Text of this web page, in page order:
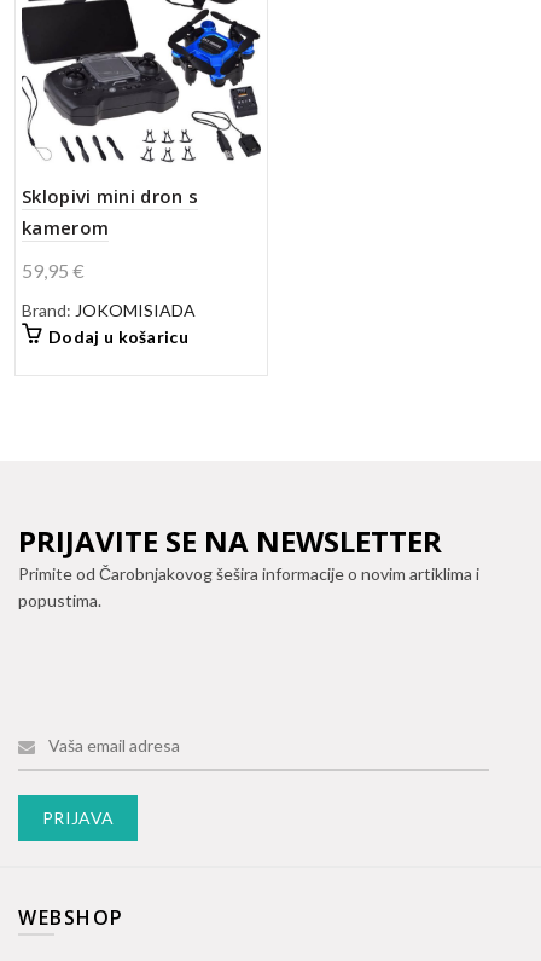
Sklopivi mini dron s
kamerom
59,95€
Brand: JOKOMISIADA
Dodaj u košaricu
PRIJAVITE SE NA NEWSLETTER
Primite od Čarobnjakovog šešira informacije o novim artiklima i
popustima.
WEBSHOP